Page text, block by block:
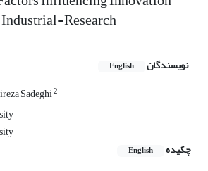
Research
نویسندگان English
Sadeghi2
چکیده
English